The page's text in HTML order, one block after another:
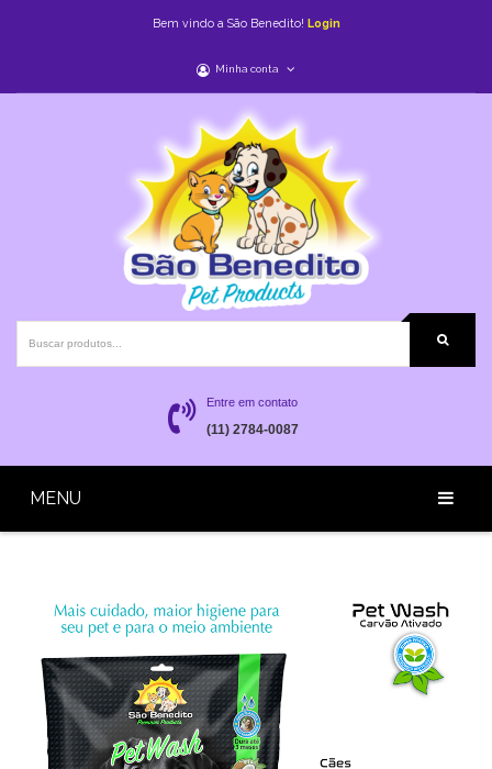
Bem vindo a São Benedito! Login
Minha conta
Entre em contato
(11) 2784-0087
MENU
Sobre Nós
Diferenciais
Baixar Catálogo